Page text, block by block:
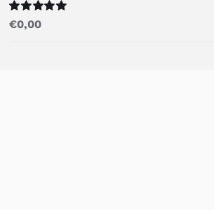
Gewaardeerd
5.00
€0,00